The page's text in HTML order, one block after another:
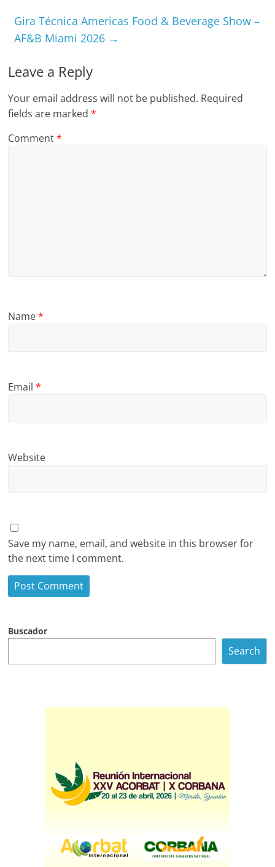
Gira Técnica Americas Food & Beverage Show –
AF&B Miami 2026 →
Leave a Reply
Your email address will not be published. Required
fields are marked*
Comment*
Name*
Email*
Website
Save my name, email, and website in this browser for
the next time I comment.
Buscador
Search